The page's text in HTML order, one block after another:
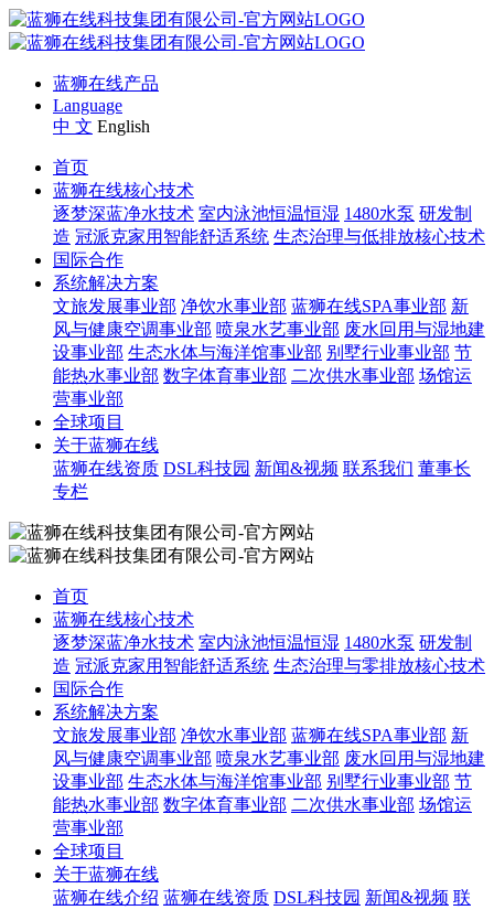
蓝狮在线产品
Language
中 文 English
首页
蓝狮在线核心技术
逐梦深蓝净水技术 室内泳池恒温恒湿 1480水泵 研发制
造 冠派克家用智能舒适系统 生态治理与低排放核心技术
国际合作
系统解决方案
文旅发展事业部 净饮水事业部 蓝狮在线SPA事业部 新
风与健康空调事业部 喷泉水艺事业部 废水回用与湿地建
设事业部 生态水体与海洋馆事业部 别墅行业事业部 节
能热水事业部 数字体育事业部 二次供水事业部 场馆运
营事业部
全球项目
关于蓝狮在线
蓝狮在线资质 DSL科技园 新闻&视频 联系我们 董事长
专栏
首页
蓝狮在线核心技术
逐梦深蓝净水技术 室内泳池恒温恒湿 1480水泵 研发制
造 冠派克家用智能舒适系统 生态治理与零排放核心技术
国际合作
系统解决方案
文旅发展事业部 净饮水事业部 蓝狮在线SPA事业部 新
风与健康空调事业部 喷泉水艺事业部 废水回用与湿地建
设事业部 生态水体与海洋馆事业部 别墅行业事业部 节
能热水事业部 数字体育事业部 二次供水事业部 场馆运
营事业部
全球项目
关于蓝狮在线
蓝狮在线介绍 蓝狮在线资质 DSL科技园 新闻&视频 联